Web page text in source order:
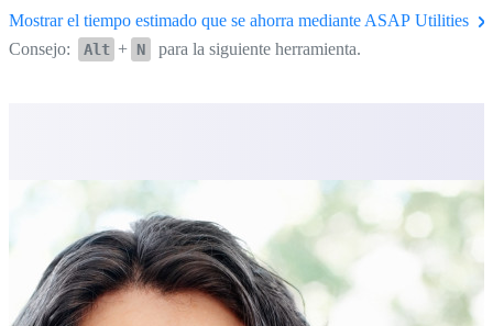
Mostrar el tiempo estimado que se ahorra mediante ASAP Utilities
Consejo:
Alt + N para la siguiente herramienta.